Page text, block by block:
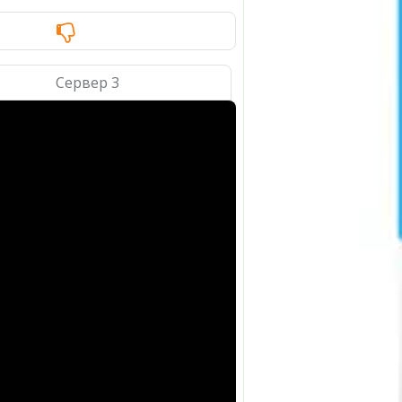
Сервер 3